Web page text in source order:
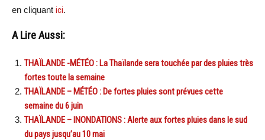
en cliquant ici.
A Lire Aussi:
THAÏLANDE -MÉTÉO : La Thaïlande sera touchée par des pluies très
fortes toute la semaine
THAÏLANDE – MÉTÉO : De fortes pluies sont prévues cette
semaine du 6 juin
THAÏLANDE – INONDATIONS : Alerte aux fortes pluies dans le sud
du pays jusqu’au 10 mai